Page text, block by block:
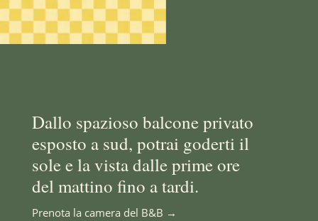
Dallo spazioso balcone privato
esposto a sud, potrai goderti il
sole e la vista dalle prime ore
del mattino fino a tardi.
Prenota la camera del B&B →